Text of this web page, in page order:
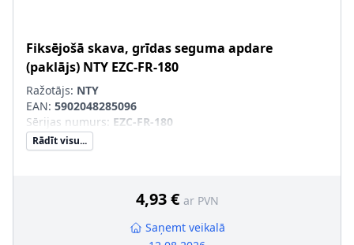
Fiksējošā skava, grīdas seguma apdare
(paklājs) NTY EZC-FR-180
Ražotājs: NTY
EAN: 5902048285096
Sērijas numurs: EZC-FR-180
Rādīt visu...
4,93 € ar PVN
Saņemt veikalā